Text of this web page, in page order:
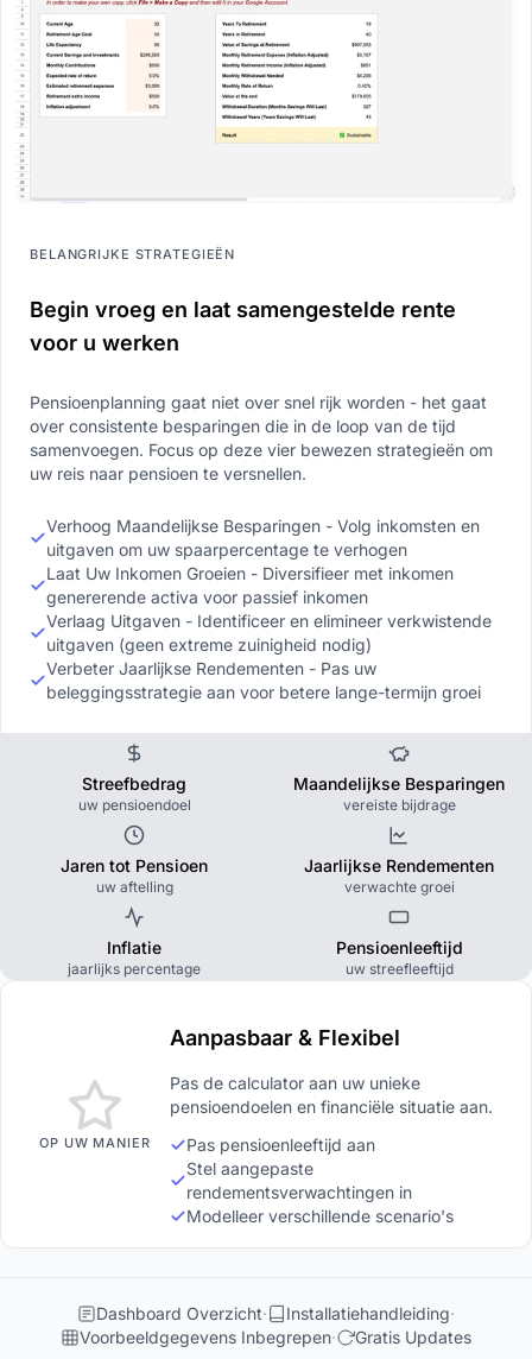
BELANGRIJKE STRATEGIEËN
Begin vroeg en laat samengestelde rente
voor u werken
Pensioenplanning gaat niet over snel rijk worden - het gaat
over consistente besparingen die in de loop van de tijd
samenvoegen. Focus op deze vier bewezen strategieën om
uw reis naar pensioen te versnellen.
Verhoog Maandelijkse Besparingen - Volg inkomsten en
uitgaven om uw spaarpercentage te verhogen
Laat Uw Inkomen Groeien - Diversifieer met inkomen
genererende activa voor passief inkomen
Verlaag Uitgaven - Identificeer en elimineer verkwistende
uitgaven (geen extreme zuinigheid nodig)
Verbeter Jaarlijkse Rendementen - Pas uw
beleggingsstrategie aan voor betere lange-termijn groei
Streefbedrag
uw pensioendoel
Maandelijkse Besparingen
vereiste bijdrage
Jaren tot Pensioen
uw aftelling
Jaarlijkse Rendementen
verwachte groei
Inflatie
jaarlijks percentage
Pensioenleeftijd
uw streefleeftijd
OP UW MANIER
Aanpasbaar & Flexibel
Pas de calculator aan uw unieke
pensioendoelen en financiële situatie aan.
Pas pensioenleeftijd aan
Stel aangepaste
rendementsverwachtingen in
Modelleer verschillende scenario's
Dashboard Overzicht
Installatiehandleiding
Voorbeeldgegevens Inbegrepen
Gratis Updates